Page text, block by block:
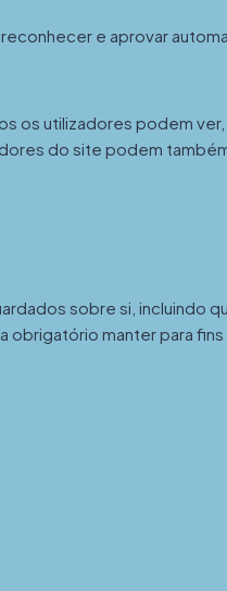
e aprovar
os utilizadores podem
do site podem
sobre si, incluindo
obrigatório manter para fins